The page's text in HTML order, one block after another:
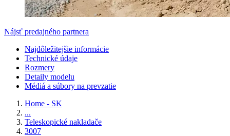
Nájsť predajného partnera
Najdôležitejšie informácie
Technické údaje
Rozmery
Detaily modelu
Médiá a súbory na prevzatie
Home - SK
...
Teleskopické nakladače
3007